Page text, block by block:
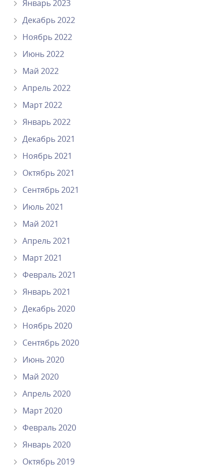
Январь 2023
Декабрь 2022
Ноябрь 2022
Июнь 2022
Май 2022
Апрель 2022
Март 2022
Январь 2022
Декабрь 2021
Ноябрь 2021
Октябрь 2021
Сентябрь 2021
Июль 2021
Май 2021
Апрель 2021
Март 2021
Февраль 2021
Январь 2021
Декабрь 2020
Ноябрь 2020
Сентябрь 2020
Июнь 2020
Май 2020
Апрель 2020
Март 2020
Февраль 2020
Январь 2020
Октябрь 2019